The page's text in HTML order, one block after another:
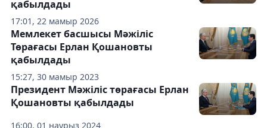
17:01, 22 мамыр 2026
қабылдады
15:27, 30 мамыр 2023
Мемлекет басшысы Мәжіліс
Төрағасы Ерлан Қошановты
қабылдады
16:00, 01 наурыз 2024
Президент Мәжіліс төрағасы Ерлан
Қошановты қабылдады